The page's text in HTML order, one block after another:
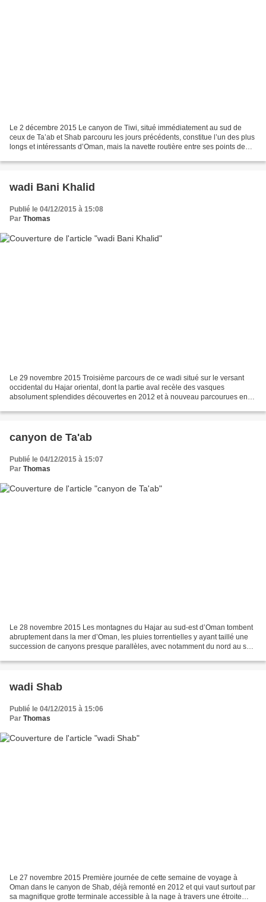
Le 2 décembre 2015 Le canyon de Tiwi, situé immédiatement au sud de
ceux de Ta’ab et Shab parcouru les jours précédents, constitue l’un des plus
longs et intéressants d’Oman, mais la navette routière entre ses points de
wadi Bani Khalid
Publié le 04/12/2015 à 15:08
Par Thomas
Le 29 novembre 2015 Troisième parcours de ce wadi situé sur le versant
occidental du Hajar oriental, dont la partie aval recèle des vasques
absolument splendides découvertes en 2012 et à nouveau parcourues en
canyon de Ta'ab
Publié le 04/12/2015 à 15:07
Par Thomas
Le 28 novembre 2015 Les montagnes du Hajar au sud-est d’Oman tombent
abruptement dans la mer d’Oman, les pluies torrentielles y ayant taillé une
succession de canyons presque parallèles, avec notamment du nord au sud
wadi Shab
Publié le 04/12/2015 à 15:06
Par Thomas
Le 27 novembre 2015 Première journée de cette semaine de voyage à
Oman dans le canyon de Shab, déjà remonté en 2012 et qui vaut surtout par
sa magnifique grotte terminale accessible à la nage à travers une étroite